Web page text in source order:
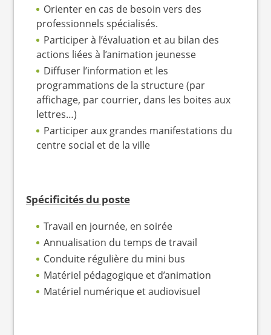
Orienter en cas de besoin vers des
professionnels spécialisés.
Participer à l’évaluation et au bilan des
actions liées à l’animation jeunesse
Diffuser l’information et les
programmations de la structure (par
affichage, par courrier, dans les boites aux
lettres…)
Participer aux grandes manifestations du
centre social et de la ville
Spécificités du poste
Travail en journée, en soirée
Annualisation du temps de travail
Conduite régulière du mini bus
Matériel pédagogique et d’animation
Matériel numérique et audiovisuel